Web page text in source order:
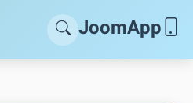
JoomApp